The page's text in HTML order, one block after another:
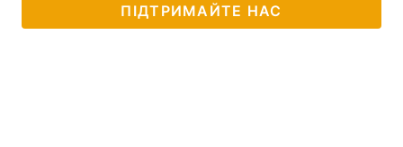
ПІДТРИМАЙТЕ НАС